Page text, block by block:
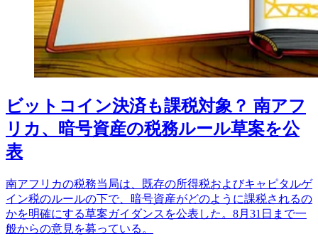
ビットコイン決済も課税対象？ 南アフ
リカ、暗号資産の税務ルール草案を公
表
南アフリカの税務当局は、既存の所得税およびキャピタルゲ
イン税のルールの下で、暗号資産がどのように課税されるの
かを明確にする草案ガイダンスを公表した。8月31日まで一
般からの意見を募っている。